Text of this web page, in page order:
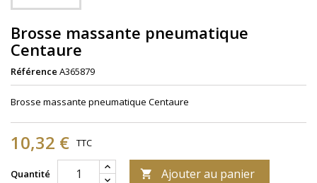
Brosse massante pneumatique
Centaure
Référence A365879
Brosse massante pneumatique Centaure
10,32 € TTC
Quantité  Ajouter au panier